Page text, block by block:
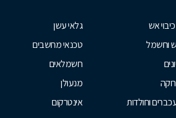
אש
וחשמל
וחולדות
גלאי עשן
טכנאי מחשבים
חשמלאים
מנעולן
אינטרקום